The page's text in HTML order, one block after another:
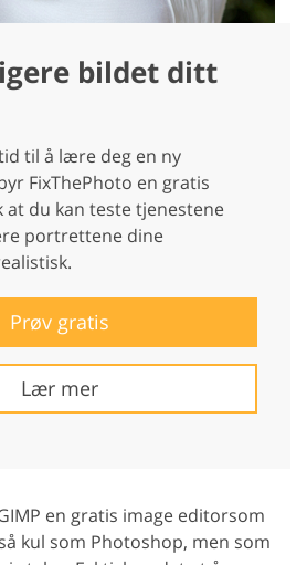
bildet ditt
til å lære deg en ny
FixThePhoto en gratis
at du kan teste tjenestene
portrettene dine
Prøv gratis
Lær mer
en gratis image editorsom
kul som Photoshop, men som